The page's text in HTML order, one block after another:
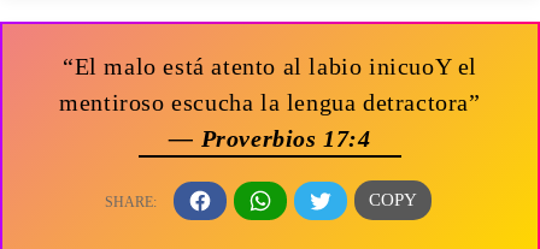
“El malo está atento al labio inicuoY el
mentiroso escucha la lengua detractora”
— Proverbios 17:4